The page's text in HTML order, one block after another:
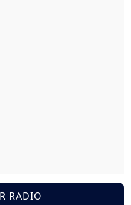
RADIO